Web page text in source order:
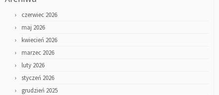
czerwiec 2026
maj 2026
kwiecień 2026
marzec 2026
luty 2026
styczeń 2026
grudzień 2025